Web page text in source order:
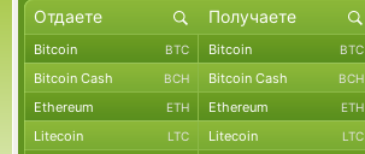
Bitcoin BTC Bitcoin BTC
Bitcoin Cash BCH Bitcoin Cash BCH
Ethereum ETH Ethereum ETH
Litecoin LTC Litecoin LTC